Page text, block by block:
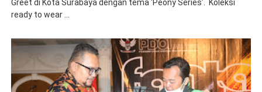
Greet di Kota Surabaya dengan tema 'Peony Series’. Koleksi
ready to wear ...